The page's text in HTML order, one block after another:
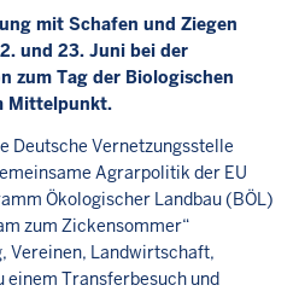
mit Schafen und Ziegen
und 23. Juni bei der
zum Tag der Biologischen
Mittelpunkt.
Deutsche Vernetzungsstelle
Agrarpolitik der EU
Ökologischer Landbau (BÖL)
zum Zickensommer“
Vereinen, Landwirtschaft,
einem Transferbesuch und